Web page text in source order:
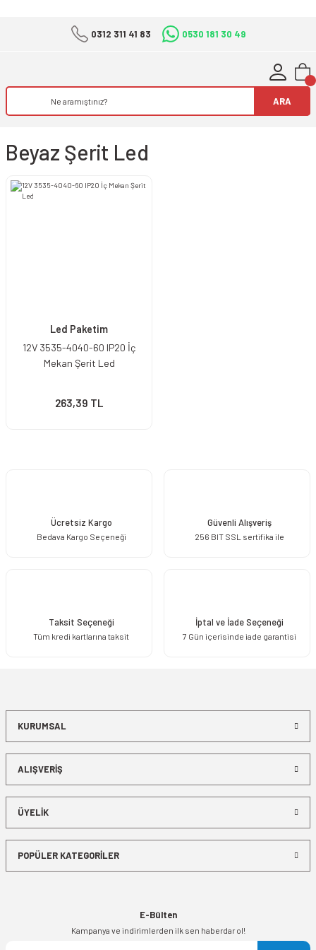
0312 311 41 83 0530 181 30 49
ARA
Beyaz Şerit Led
Led Paketim
12V 3535-4040-60 IP20 İç
Mekan Şerit Led
263,39 TL
Ücretsiz Kargo
Bedava Kargo Seçeneği
Güvenli Alışveriş
256 BIT SSL sertifika ile
Taksit Seçeneği
Tüm kredi kartlarına taksit
İptal ve İade Seçeneği
7 Gün içerisinde iade garantisi
KURUMSAL
ALIŞVERİŞ
ÜYELİK
POPÜLER KATEGORİLER
E-Bülten
Kampanya ve indirimlerden ilk sen haberdar ol!